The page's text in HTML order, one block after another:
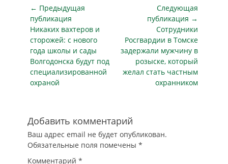
ч. 2 ст. 145.1 УК РФ
(полная невыплата
свыше двух
заработной платы
и иных
установленных
законом выплат,
совершенная из
руководителем
организации),
говорится…
Навигация
по
записям
← Предыдущая
публикация
Предыдущая
публикация
Никаких вахтеров и
сторожей: с нового
года школы и сады
Волгодонска будут под
специализированной
охраной
Следующая
публикация →
публикация
Сотрудники
Росгвардии в Томске
задержали мужчину в
розыске, который
желал стать частным
охранником
Добавить комментарий
Ваш адрес email не будет опубликован.
Обязательные поля помечены *
Комментарий *